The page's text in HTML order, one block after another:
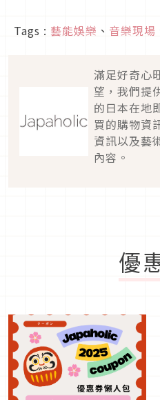
Tags : 藝能娛樂 、 音樂現場
滿足好奇心
望，我們提
的日本在地
買的購物資
資訊以及藝
內容。
優